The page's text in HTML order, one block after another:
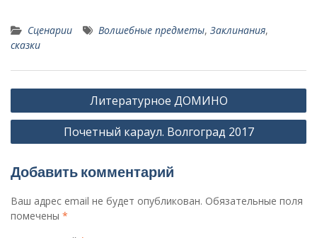
Сценарии Волшебные предметы, Заклинания,
сказки
Навигация
по
Литературное ДОМИНО
Почетный караул. Волгоград 2017
Добавить комментарий
Ваш адрес email не будет опубликован. Обязательные поля
помечены *